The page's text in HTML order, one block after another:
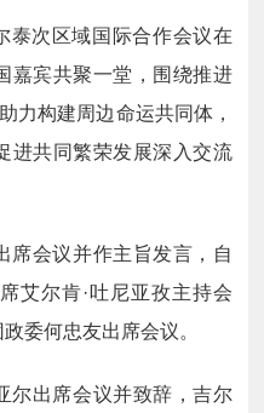
泰次区域国际合作会议在
嘉宾共聚一堂，围绕推进
力构建周边命运共同体，
进共同繁荣发展深入交流
席会议并作主旨发言，自
艾尔肯·吐尼亚孜主持会
委何忠友出席会议。
尔出席会议并致辞，吉尔